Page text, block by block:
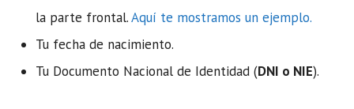
la parte frontal.Aquí te mostramos un ejemplo.
Tu fecha de nacimiento.
Tu Documento Nacional de Identidad (DNI o NIE).